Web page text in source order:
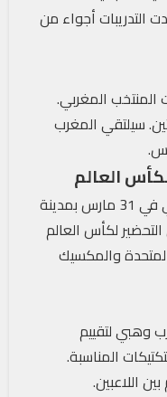
التدريبات أجواء من
المنتخب المغربي.
سيلتقي المغرب
العالم
سيواجه المنتخب المغربي الباراغواي في 31 مارس بمدينة
لكأس العالم
المتحدة والمكسيك
وهبي لتقييم
المناسبة.
اللاعبين.